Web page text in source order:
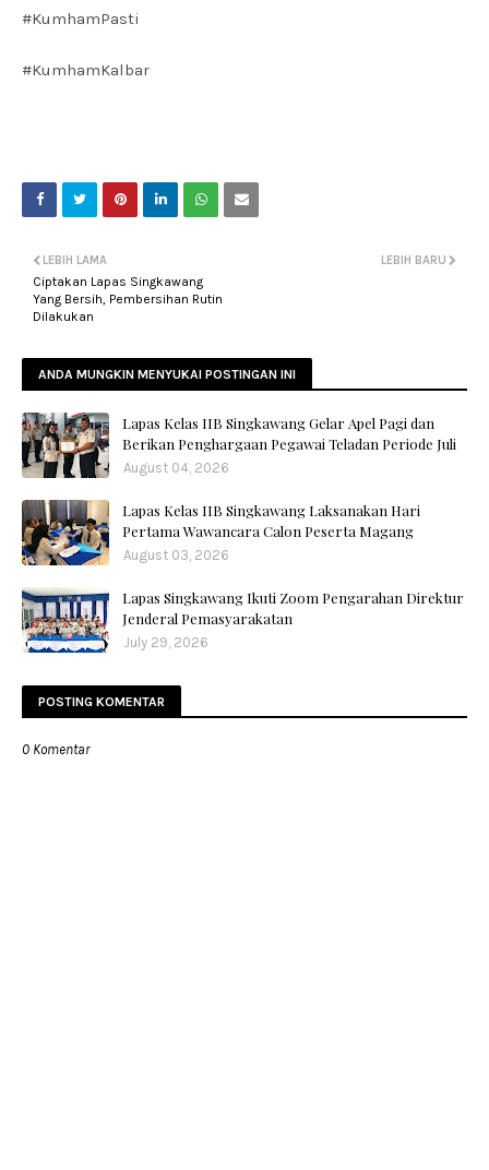
#KumhamPasti
#KumhamKalbar
LEBIH BARU
LEBIH LAMA
Ciptakan Lapas Singkawang
Yang Bersih, Pembersihan Rutin
Dilakukan
ANDA MUNGKIN MENYUKAI POSTINGAN INI
Lapas Kelas IIB Singkawang Gelar Apel Pagi dan
Berikan Penghargaan Pegawai Teladan Periode Juli
August 04, 2026
Lapas Kelas IIB Singkawang Laksanakan Hari
Pertama Wawancara Calon Peserta Magang
August 03, 2026
Lapas Singkawang Ikuti Zoom Pengarahan Direktur
Jenderal Pemasyarakatan
July 29, 2026
POSTING KOMENTAR
0 Komentar